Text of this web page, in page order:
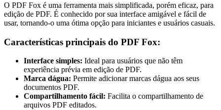
O PDF Fox é uma ferramenta mais simplificada, porém eficaz, para
edição de PDF. É conhecido por sua interface amigável e fácil de
usar, tornando-o uma ótima opção para iniciantes e usuários casuais.
Características principais do PDF Fox:
Interface simples: Ideal para usuários que não têm
experiência prévia em edição de PDF.
Marca dágua: Permite adicionar marcas dágua aos seus
documentos PDF.
Compartilhamento fácil: Facilita o compartilhamento de
arquivos PDF editados.